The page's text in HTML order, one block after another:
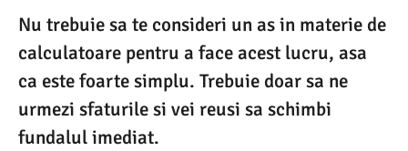
.
0
Nu trebuie sa te consideri un as in materie de
calculatoare pentru a face acest lucru, asa
ca este foarte simplu. Trebuie doar sa ne
urmezi sfaturile si vei reusi sa schimbi
fundalul imediat.